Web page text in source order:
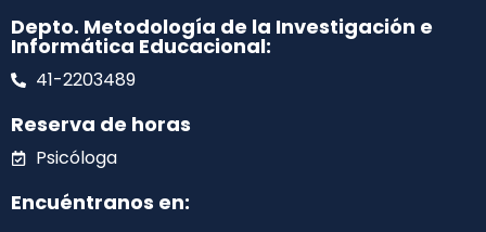
Depto. Metodología de la Investigación e
Informática Educacional:
41-2203489
Reserva de horas
Psicóloga
Encuéntranos en: